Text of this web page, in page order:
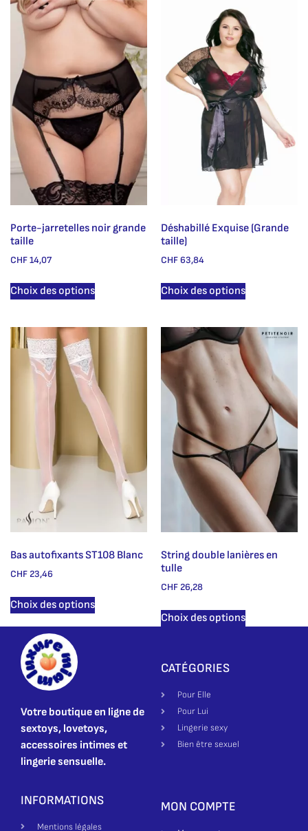
Porte-jarretelles noir grande
taille
CHF14,07
Choix des options
Déshabillé Exquise (Grande
taille)
CHF63,84
Choix des options
Bas autofixants ST108 Blanc
CHF 23,46
Choix des options
String double lanières en
tulle
CHF 26,28
Choix des options
Votre boutique en ligne de
sextoys, lovetoys,
accessoires intimes et
lingerie sensuelle.
CATÉGORIES
Pour Elle
Pour Lui
Lingerie sexy
Bien être sexuel
INFORMATIONS
Mentions légales
MON COMPTE